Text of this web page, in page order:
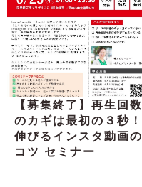
【募集終了】再生回数
のカギは最初の３秒！
伸びるインスタ動画の
コツ セミナー